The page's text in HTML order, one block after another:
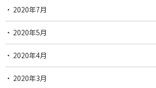
2020年7月
2020年5月
2020年4月
2020年3月